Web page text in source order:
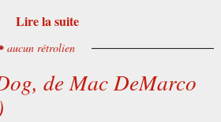
Lire la suite
aucun rétrolien
de Mac DeMarco